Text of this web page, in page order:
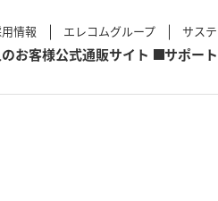
情報 エレコムグループ サス
お客様公式通販サイト サポー